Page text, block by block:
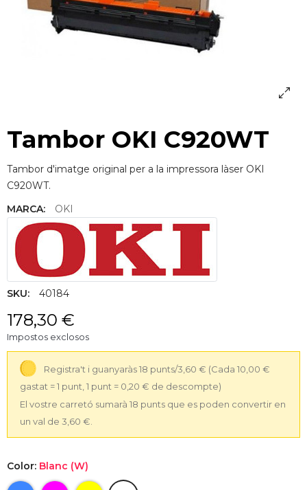
Tambor OKI C920WT
Tambor d'imatge original per a la impressora làser OKI
C920WT.
MARCA:
OKI
SKU: 40184
178,30 €
Impostos exclosos
Registra't i guanyaràs 18 punts/3,60 € (Cada 10,00 €
gastat = 1 punt, 1 punt = 0,20 € de descompte)
El vostre carretó sumarà 18 punts que es poden convertir en
un val de 3,60 €.
Color: Blanc (W)